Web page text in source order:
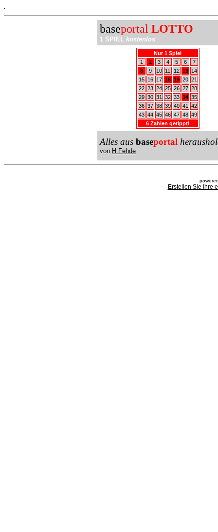
baseportal LOTTO
1 SPIEL kostenlos
Nur 1 Spiel
1
2 3 4 5 6
7
8
9 10 11 12 13
14
15
16 17 18 19 20 21
22 23 24 25 26 27 28
29 30 31 32 33 34 35
36 37 38 39 40 41
42
43 44 45 46 47 48 49
6 Zahlen getippt!
Alles aus baseportal
von H.Fehde
Erstellen Sie Ihre